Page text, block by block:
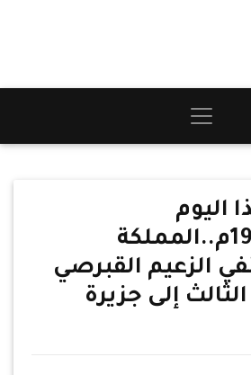
اليوم
9مارس1956م..المملكة
الزعيم القبرصي
إلى جزيرة